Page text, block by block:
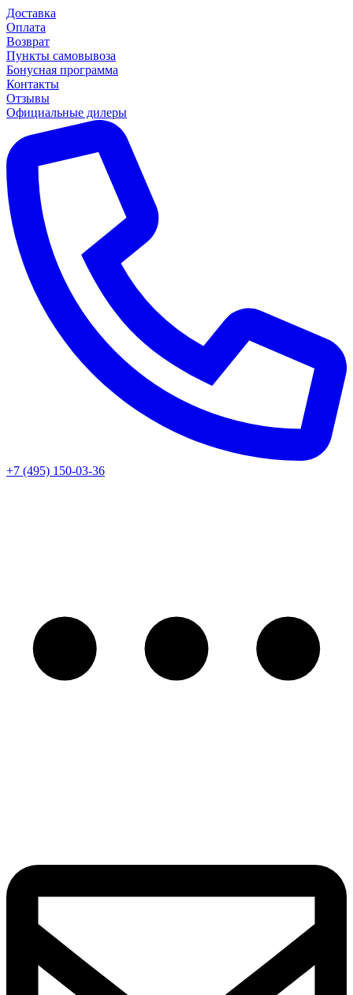
Доставка
Оплата
Возврат
Пункты самовывоза
Бонусная программа
Контакты
Отзывы
Официальные дилеры
+7 (495) 150-03-36